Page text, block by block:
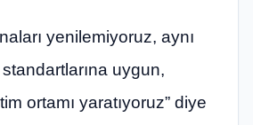
yenilemiyoruz, aynı
uygun,
ortamı yaratıyoruz” diye